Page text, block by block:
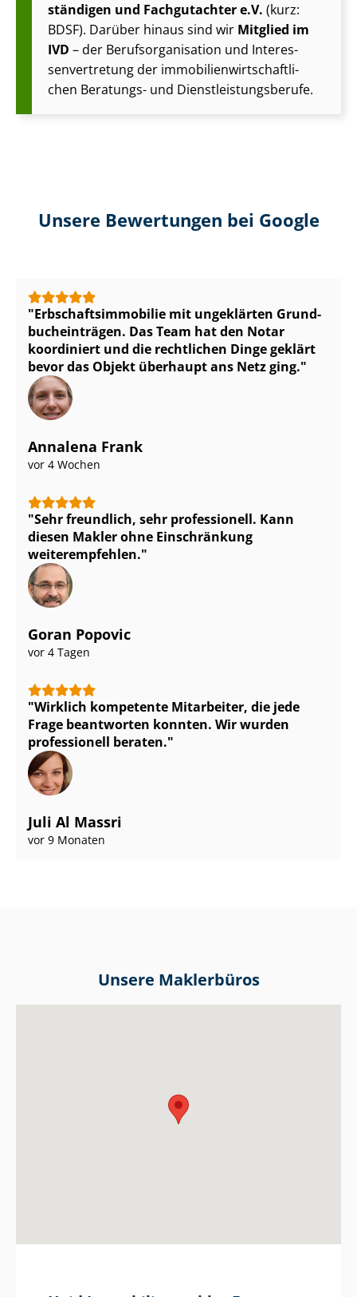
stän­di­gen und Fachgutachter e.V. (kurz:
BDSF). Darüber hinaus sind wir Mitglied im
IVD – der Be­rufs­or­ga­ni­sa­ti­on und In­ter­es­
sen­ver­tre­tung der im­mo­bi­li­en­wirt­schaft­li­
chen Beratungs- und Dienst­leis­tungs­be­ru­fe.
Unsere Bewertungen bei Google
Erb­schafts­im­mo­bi­lie mit ungeklärten Grund­
buch­ein­trä­gen. Das Team hat den Notar
koordiniert und die rechtlichen Dinge geklärt
bevor das Objekt überhaupt ans Netz ging.
Annalena Frank
vor 4 Wochen
Sehr freundlich, sehr professionell. Kann
diesen Makler ohne Einschränkung
weiterempfehlen.
Goran Popovic
vor 4 Tagen
Wirklich kompetente Mitarbeiter, die jede
Frage beantworten konnten. Wir wurden
professionell beraten.
Juli Al Massri
vor 9 Monaten
Unsere Maklerbüros